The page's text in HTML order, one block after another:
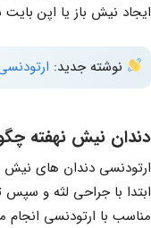
ایجاد نیش باز یا اپن
نوشته جدید:
دندان نیش نهفته
ارتودنسی دندان‌ های نیش
ابتدا با جراحی لثه و سپس
مناسب با ارتودنسی